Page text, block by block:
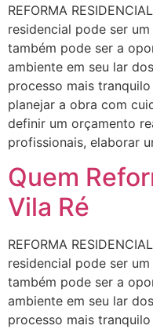
REFORMA
residencial pode ser
também pode ser a
ambiente em seu lar
processo mais
planejar a obra com
definir um orçamento
profissionais, elaborar
Quem
Vila Ré
REFORMA
residencial pode ser
também pode ser a
ambiente em seu lar
processo mais